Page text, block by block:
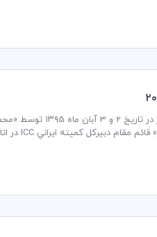
آموزش پیشرفته